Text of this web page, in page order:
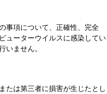
事項について、正確性、完全
ューターウイルスに感染してい
いません。
たは第三者に損害が生じたとし